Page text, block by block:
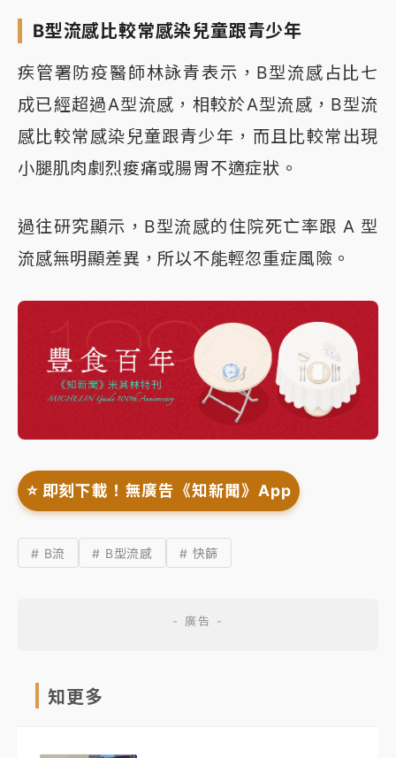
B型流感比較常感染兒童跟青少年
疾管署防疫醫師林詠青表示，B型流感占比七
成已經超過A型流感，相較於A型流感，B型流
感比較常感染兒童跟青少年，而且比較常出現
小腿肌肉劇烈痠痛或腸胃不適症狀。
過往研究顯示，B型流感的住院死亡率跟 A 型
流感無明顯差異，所以不能輕忽重症風險。
⭐️ 即刻下載！無廣告《知新聞》App
# B流 # B型流感 # 快篩
知更多